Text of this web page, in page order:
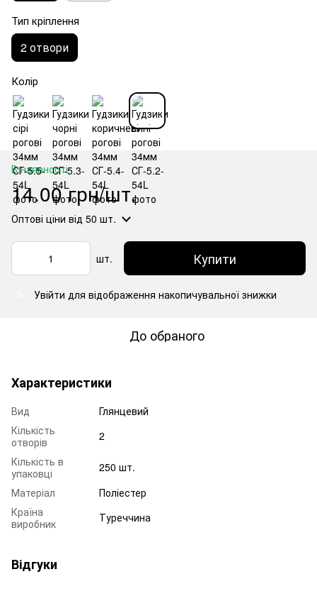
Тип кріплення
2 отвори
Колір
В наявності
14.00 грн/шт.
Оптові ціни від 50 шт.
шт. Купити
Увійти для відображення накопичувальної знижки
До обраного
Характеристики
Вид
Глянцевий
Кількість
отворів
2
Кількість в
упаковці
250 шт.
Матеріал
Поліестер
Країна
виробник
Туреччина
Відгуки